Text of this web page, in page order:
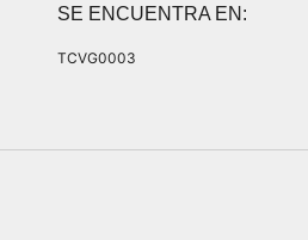
SE ENCUENTRA EN:
TCVG0003